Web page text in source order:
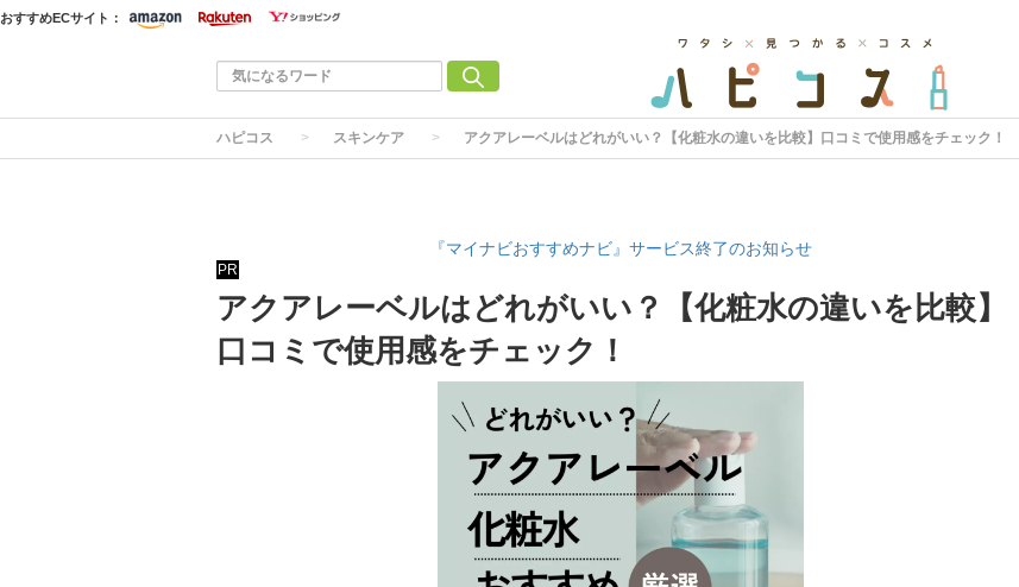
おすすめECサイト：
ハピコス スキンケア アクアレーベルはどれがいい？【化粧水の違いを比較】口コミで使用感をチェック！
『マイナビおすすめナビ』サービス終了のお知らせ
PR
アクアレーベルはどれがいい？【化粧水の違いを比較】
口コミで使用感をチェック！